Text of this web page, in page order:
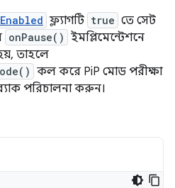
ফ্ল্যাগটি true তে সেট
onPause() ইমপ্লিমেন্টেশনে
তাহলে
কল করে PiP মোড পরীক্ষা
পরিচালনা করুন।